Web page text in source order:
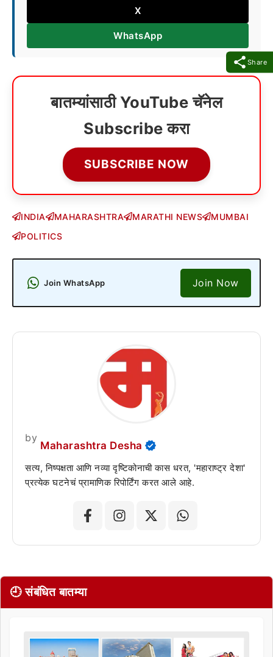
Share
X
WhatsApp
बातम्यांसाठी YouTube चॅनेल
Subscribe करा
SUBSCRIBE NOW
INDIA MAHARASHTRA MARATHI NEWS
MUMBAI
POLITICS
Join WhatsApp Join Now
by
Maharashtra Desha
सत्य, निष्पक्षता आणि नव्या दृष्टिकोनाची कास धरत, 'महाराष्ट्र देशा'
प्रत्येक घटनेचं प्रामाणिक रिपोर्टिंग करत आले आहे.
🕘 संबंधित बातम्या